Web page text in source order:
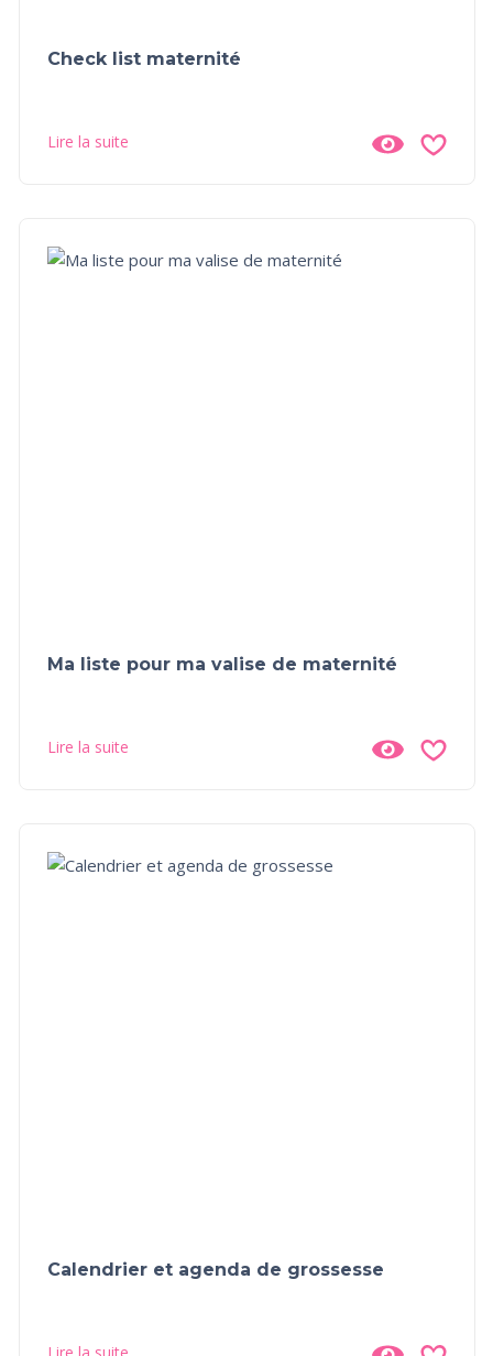
Check list maternité
Lire la suite
Ma liste pour ma valise de maternité
Lire la suite
Calendrier et agenda de grossesse